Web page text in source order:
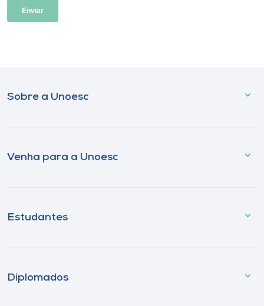
Sobre a Unoesc
Venha para a Unoesc
Estudantes
Diplomados